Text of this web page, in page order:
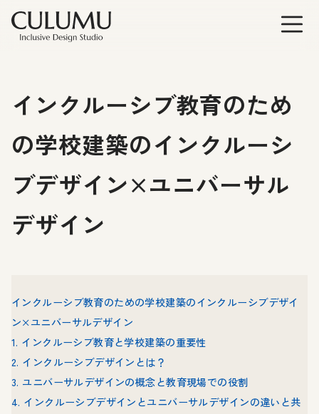
インクルーシブ教育のため
の学校建築のインクルーシ
ブデザイン×ユニバーサル
デザイン
インクルーシブ教育のための学校建築のインクルーシブデザイ
ン×ユニバーサルデザイン
1. インクルーシブ教育と学校建築の重要性
2. インクルーシブデザインとは？
3. ユニバーサルデザインの概念と教育現場での役割
4. インクルーシブデザインとユニバーサルデザインの違いと共